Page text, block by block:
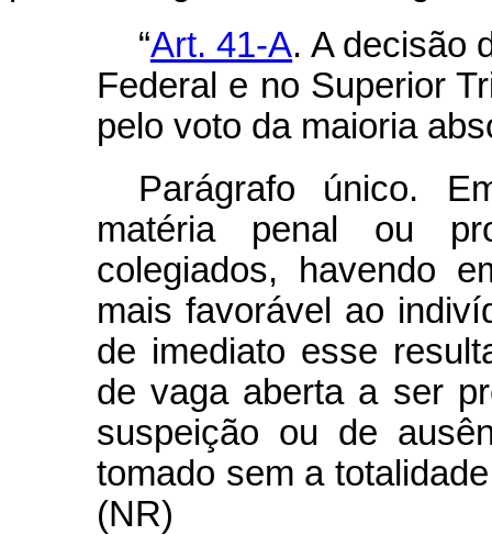
“Art. 41-A. A decisão
Federal e no Superior
pelo voto da maioria
Parágrafo único.
matéria penal ou
colegiados, havendo
mais favorável ao
de imediato esse
de vaga aberta a ser
suspeição ou de
tomado sem a
(NR)